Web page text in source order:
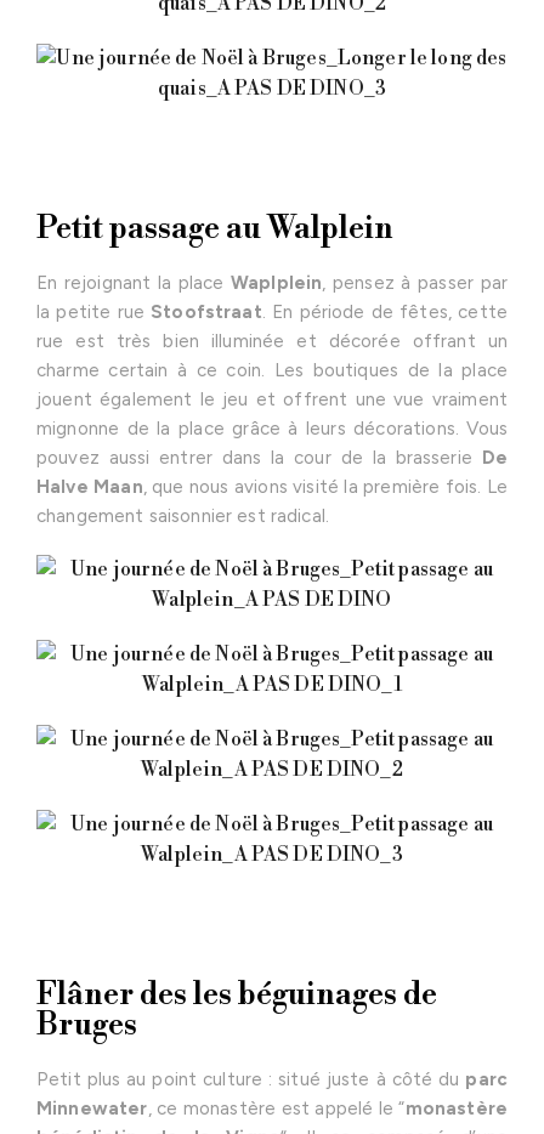
Petit passage au Walplein
En rejoignant la place Waplplein, pensez à passer par
la petite rue Stoofstraat. En période de fêtes, cette
rue est très bien illuminée et décorée offrant un
charme certain à ce coin. Les boutiques de la place
jouent également le jeu et offrent une vue vraiment
mignonne de la place grâce à leurs décorations. Vous
pouvez aussi entrer dans la cour de la brasserie
De
Halve Maan, que nous avions visité la première fois. Le
changement saisonnier est radical.
Flâner des les béguinages de
Bruges
Petit plus au point culture : situé juste à côté du parc
Minnewater, ce monastère est appelé le “monastère